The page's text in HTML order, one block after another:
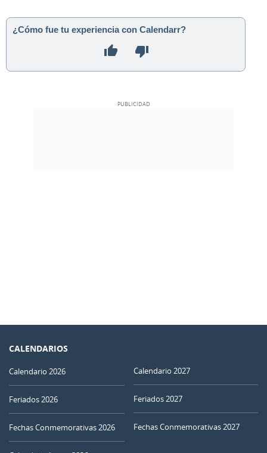
¿Cómo fue tu experiencia con Calendarr?
CALENDARIOS
Calendario 2026
Feriados 2026
Fechas Conmemorativas 2026
Calendario 2027
Feriados 2027
Fechas Conmemorativas 2027